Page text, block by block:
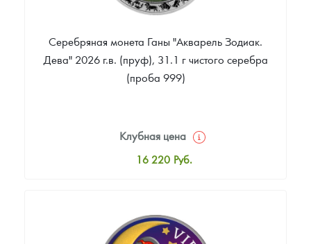
Серебряная монета Ганы "Акварель Зодиак.
Дева" 2026 г.в. (пруф), 31.1 г чистого серебра
(проба 999)
Клубная цена
16 220 Руб.
Цена выкупа